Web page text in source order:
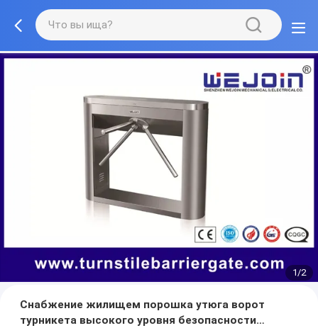
1/2
Снабжение жилищем порошка утюга ворот
турникета высокого уровня безопасности